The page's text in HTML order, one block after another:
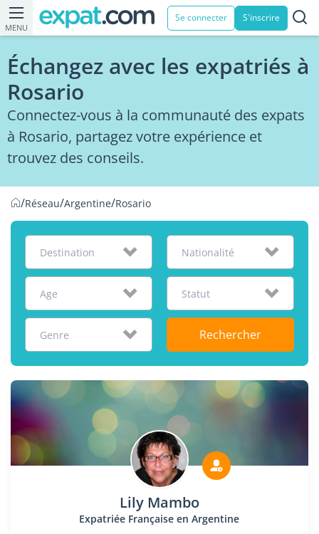
MENU
Se connecter S'inscrire
Échangez avec les expatriés à
Rosario
Connectez-vous à la communauté des expats
à Rosario, partagez votre expérience et
trouvez des conseils.
/Réseau/Argentine/Rosario
Destination Nationalité
Age Statut
Genre Rechercher
Lily Mambo
Expatriée Française en Argentine